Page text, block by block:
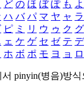
ど の ほ ぼ ぽ も よ
ハ バ パ マ ヤ ャ ラ
ピ ミ リ ウ ゥ ク グ
ェ ケ ゲ セ ゼ テ デ
ホ ボ ポ モ ヨ ョ ロ
서 pinyin(병음)방